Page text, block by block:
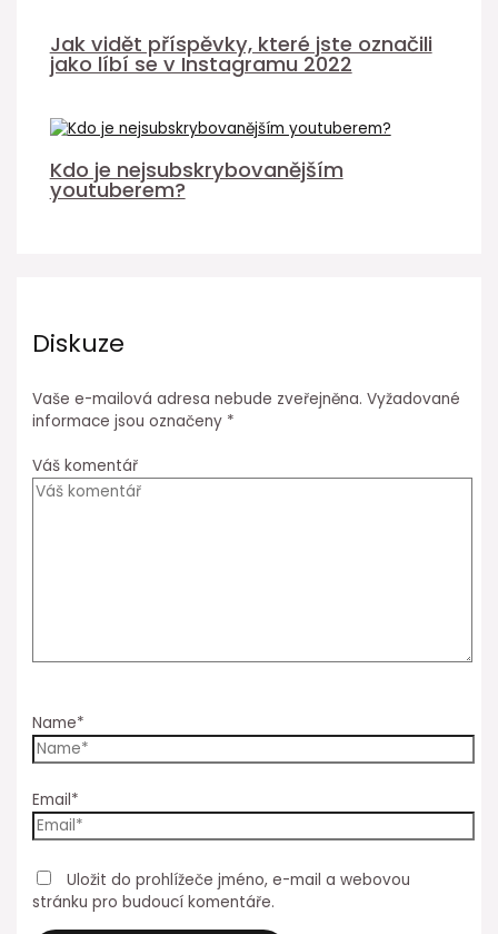
Jak vidět příspěvky, které jste označili
jako líbí se v Instagramu 2022
Kdo je nejsubskrybovanějším
youtuberem?
Diskuze
Vaše e-mailová adresa nebude zveřejněna. Vyžadované
informace jsou označeny *
Váš komentář
Name*
Email*
Uložit do prohlížeče jméno, e-mail a webovou
stránku pro budoucí komentáře.